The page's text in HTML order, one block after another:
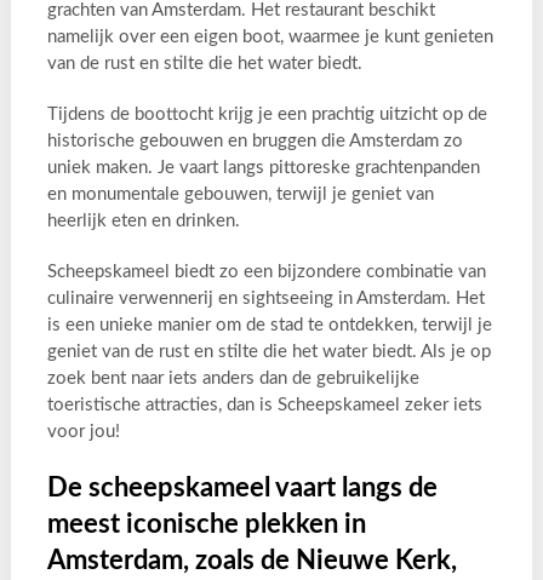
grachten van Amsterdam. Het restaurant beschikt
namelijk over een eigen boot, waarmee je kunt genieten
van de rust en stilte die het water biedt.
Tijdens de boottocht krijg je een prachtig uitzicht op de
historische gebouwen en bruggen die Amsterdam zo
uniek maken. Je vaart langs pittoreske grachtenpanden
en monumentale gebouwen, terwijl je geniet van
heerlijk eten en drinken.
Scheepskameel biedt zo een bijzondere combinatie van
culinaire verwennerij en sightseeing in Amsterdam. Het
is een unieke manier om de stad te ontdekken, terwijl je
geniet van de rust en stilte die het water biedt. Als je op
zoek bent naar iets anders dan de gebruikelijke
toeristische attracties, dan is Scheepskameel zeker iets
voor jou!
De scheepskameel vaart langs de
meest iconische plekken in
Amsterdam, zoals de Nieuwe Kerk,